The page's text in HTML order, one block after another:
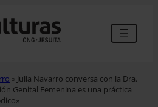
» Julia Navarro conversa con la Dra.
Genital Femenina es una práctica